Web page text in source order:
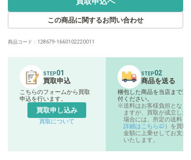
この商品に関するお問い合わせ
商品コード： 128679-1660102220011
STEP01
買取申込
こちらのフォームから買取
申込を行います。
買取申し込み
買取について
STEP02
商品を送る
梱包した商品を当店まで送
付ください。
送料はお客様負担となり
ますが、買取が成立した
場合には、所定の送料（
詳細はこちら
）を買取
金額に上乗せしてお支払
いたします。